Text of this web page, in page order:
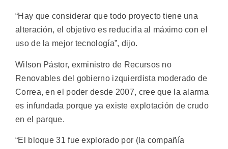
“Hay que considerar que todo proyecto tiene una
alteración, el objetivo es reducirla al máximo con el
uso de la mejor tecnología”, dijo.
Wilson Pástor, exministro de Recursos no
Renovables del gobierno izquierdista moderado de
Correa, en el poder desde 2007, cree que la alarma
es infundada porque ya existe explotación de crudo
en el parque.
“El bloque 31 fue explorado por (la compañía